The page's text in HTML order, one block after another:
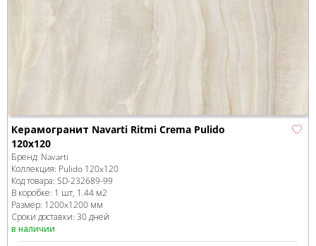
Керамогранит Navarti Ritmi Crema Pulido
120x120
Бренд: Navarti
Коллекция: Pulido 120x120
Код товара: SD-232689-99
В коробке: 1 шт, 1.44 м2
Размер: 1200x1200 мм
Сроки доставки: 30 дней
в наличии